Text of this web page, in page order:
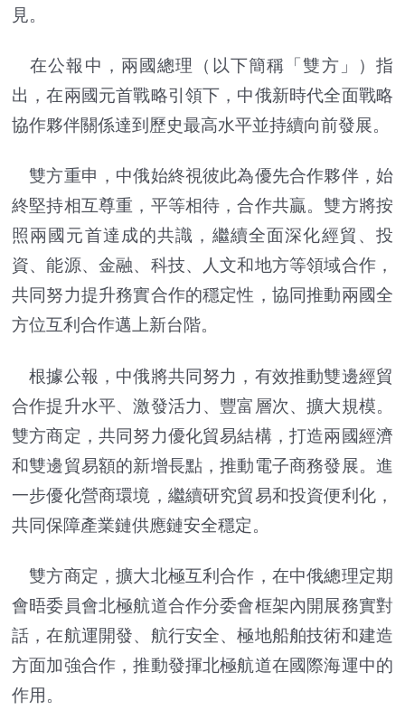
見。
在公報中，兩國總理（以下簡稱「雙方」）指
出，在兩國元首戰略引領下，中俄新時代全面戰略
協作夥伴關係達到歷史最高水平並持續向前發展。
雙方重申，中俄始終視彼此為優先合作夥伴，始
終堅持相互尊重，平等相待，合作共贏。雙方將按
照兩國元首達成的共識，繼續全面深化經貿、投
資、能源、金融、科技、人文和地方等領域合作，
共同努力提升務實合作的穩定性，協同推動兩國全
方位互利合作邁上新台階。
根據公報，中俄將共同努力，有效推動雙邊經貿
合作提升水平、激發活力、豐富層次、擴大規模。
雙方商定，共同努力優化貿易結構，打造兩國經濟
和雙邊貿易額的新增長點，推動電子商務發展。進
一步優化營商環境，繼續研究貿易和投資便利化，
共同保障產業鏈供應鏈安全穩定。
雙方商定，擴大北極互利合作，在中俄總理定期
會晤委員會北極航道合作分委會框架內開展務實對
話，在航運開發、航行安全、極地船舶技術和建造
方面加強合作，推動發揮北極航道在國際海運中的
作用。